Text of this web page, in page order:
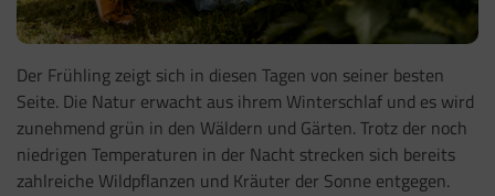
Der Frühling zeigt sich in diesen Tagen von seiner besten
Seite. Die Natur erwacht aus ihrem Winterschlaf und es wird
zunehmend grün in den Wäldern und Gärten. Trotz der noch
niedrigen Temperaturen in der Nacht strecken sich bereits
zahlreiche Wildpflanzen und Kräuter der Sonne entgegen.